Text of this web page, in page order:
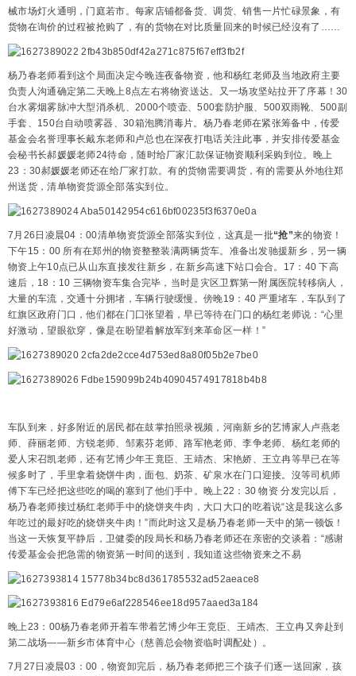
械市场灯火通明，门庭若市。每家店铺都备货、调货、销售一片忙碌景象，有
货物在询价的过程被抢购了，有的货物在对比质量回来的时候已经沒有了……
杨乃春老师看到这个局面决定今晚连夜备物资，他和杨红老师及当地政府主要
负责人沟通确定第二天晚上8点左右将物资送达。又一场攻坚站拉开了序幕！30
台水雾烟雾脉冲大型消杀机、2000个喷壶、500套防护服、500双雨靴、500副
手套、150台自动喷雾器、30箱泡腾消毒片。杨乃春老师在紧张筹备中，传爱
基金会名誉理事长戴东老师和卢总也在深夜打电话关注此事，并安排传爱基金
会秘书长郝媛媛老师24待命，随时给厂家汇款保证物资顺利采购到位。晚上
23：30郝媛媛老师还在给厂家打款。有的货物需要调货，有的需要从外地往郑
州送货，清单物资货源全部落实到位。
7月26日凌晨04：00清单物资货源全部落实到位，这真是一批“抢”来的物资！
下午15：00 所有在郑州的物资整整装满两辆货车。准备出发驰援新乡，另一辆
物资上午10点已从山东直接发往新乡，在新乡高速下站口会合。17：40 下高
速后，18：10 三辆物资车集合完毕，当时是灾区卫辉第一附属医院转移病人，
大量的车流，交通十分拥堵，车辆行驶缓慢。傍晚19：40 严重堵车，车队到了
红旗区政府门口，他们都在门囗张望着，早已等待在门口的杨红老师说：“心里
好激动，望眼欲穿，像是在盼望着解放军到来革命区一样！”
车队到来，好多附近的居民都在鼓掌拍照录视频，河南新乡的艺博家人卢燕老
师、薛丽老师、方锐老师、邹素芬老师、路军艳老师、李争老师、杨红老师的
爱人宋召凯老师，还有艺博少年王竟臣、王靖杰、宋艳娇、王立冉等早已在等
候多时了，手里拿着烧饼牛肉，面包、奶茶、矿泉水在门口迎接。沒等司机师
傅下车已经把这些吃的喝的塞到了他们手中。晚上22：30 物资 分发完以后，
杨乃春老师接过杨红老师手中的烧饼夹牛肉，大口大口的吃着说“这是我这么多
年吃过的最好吃的烧饼夹牛肉！”而此时这又是杨乃春老师一天中的第一顿饭！
当这一天恢复平静后，卫健委的段局长和杨乃春老师还在亲密的交谈着：“感谢
传爱基金会把急需的物资第一时间的送到，我知道这些物资来之不易
晚上23：00杨乃春老师开着车带着艺博少年王竞臣、王靖杰、王立冉又奔赴到
第二战场——新乡市体育中心（慈善总会物资临时调配处）。
7月27日凌晨03：00，物资卸完后，杨乃春老师把三个孩子们逐一送回家，孩